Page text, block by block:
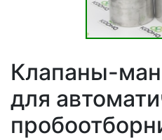
Клапаны-
для